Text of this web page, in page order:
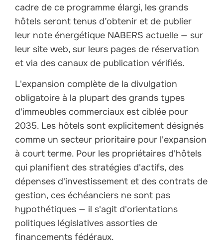
cadre de ce programme élargi, les grands
hôtels seront tenus d’obtenir et de publier
leur note énergétique NABERS actuelle — sur
leur site web, sur leurs pages de réservation
et via des canaux de publication vérifiés.
L'expansion complète de la divulgation
obligatoire à la plupart des grands types
d'immeubles commerciaux est ciblée pour
2035. Les hôtels sont explicitement désignés
comme un secteur prioritaire pour l'expansion
à court terme. Pour les propriétaires d'hôtels
qui planifient des stratégies d'actifs, des
dépenses d'investissement et des contrats de
gestion, ces échéanciers ne sont pas
hypothétiques — il s'agit d'orientations
politiques législatives assorties de
financements fédéraux.